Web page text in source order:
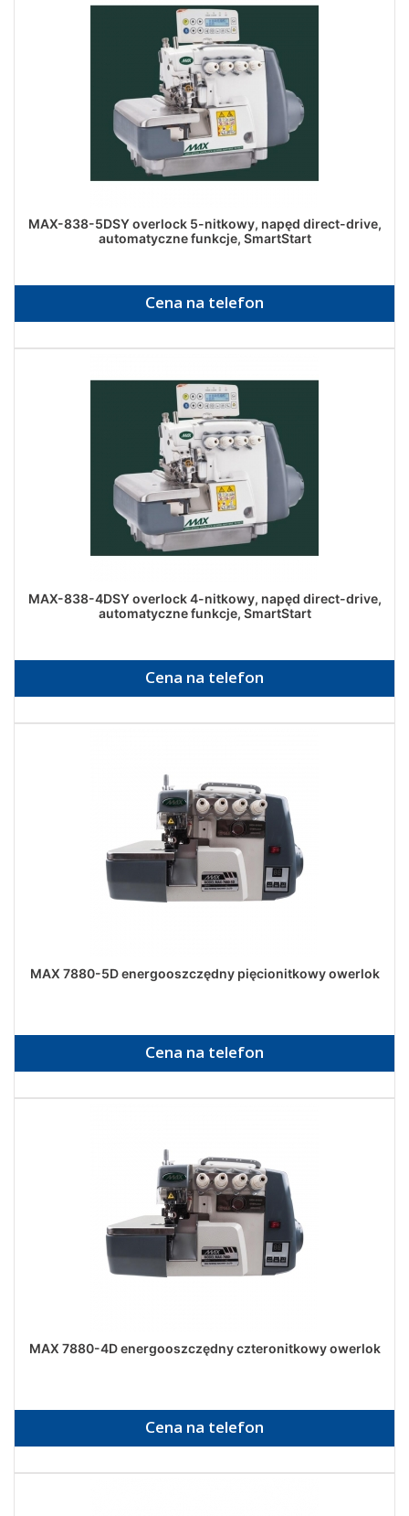
MAX-838-5DSY overlock 5-nitkowy, napęd direct-drive,
automatyczne funkcje, SmartStart
Cena na telefon
MAX-838-4DSY overlock 4-nitkowy, napęd direct-drive,
automatyczne funkcje, SmartStart
Cena na telefon
MAX 7880-5D energooszczędny pięcionitkowy owerlok
Cena na telefon
MAX 7880-4D energooszczędny czteronitkowy owerlok
Cena na telefon